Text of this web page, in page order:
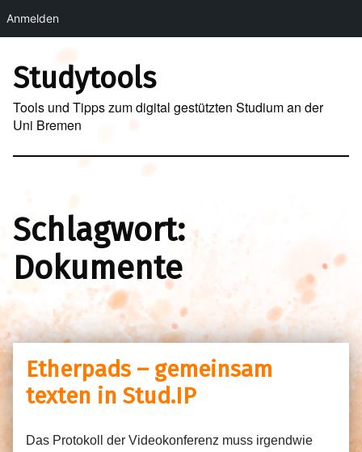
Anmelden
Skip to main navigation
Skip to main content
Skip to footer
Studytools
Tools und Tipps zum digital gestützten Studium an der
Uni Bremen
Schlagwort:
Dokumente
Etherpads – gemeinsam
texten in Stud.IP
Das Protokoll der Videokonferenz muss irgendwie